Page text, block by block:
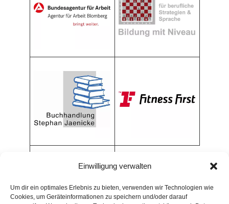
Einwilligung verwalten
Um dir ein optimales Erlebnis zu bieten, verwenden wir Technologien wie
Cookies, um Geräteinformationen zu speichern und/oder darauf